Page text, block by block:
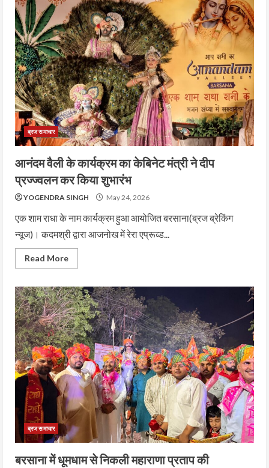
ब्रज समाचार
आनंदम वैली के कार्यक्रम का केबिनेट मंत्री ने दीप
प्रज्ज्वलन कर किया शुभारंभ
YOGENDRA SINGH May 24, 2026
एक शाम राधा के नाम कार्यक्रम हुआ आयोजित बरसाना(ब्रज ब्रेकिंग
न्यूज)। कदमश्री द्वारा आजनोख में रेरा एप्रूव्ड...
Read More
ब्रज समाचार
बरसाना में धूमधाम से निकली महाराणा प्रताप की